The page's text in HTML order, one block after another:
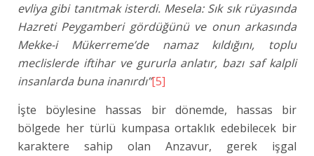
evliya gibi tanıtmak isterdi. Mesela: Sık sık rüyasında
Hazreti Peygamberi gördüğünü ve onun arkasında
Mekke-i Mükerreme’de namaz kıldığını, toplu
meclislerde iftihar ve gururla anlatır, bazı saf kalpli
insanlarda buna inanırdı”[5]
İşte böylesine hassas bir dönemde, hassas bir
bölgede her türlü kumpasa ortaklık edebilecek bir
karaktere sahip olan Anzavur, gerek işgal